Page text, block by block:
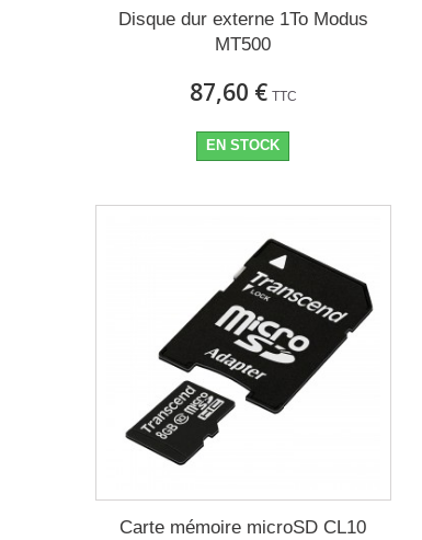
Disque dur externe 1To Modus
MT500
87,60 € TTC
EN STOCK
Carte mémoire microSD CL10